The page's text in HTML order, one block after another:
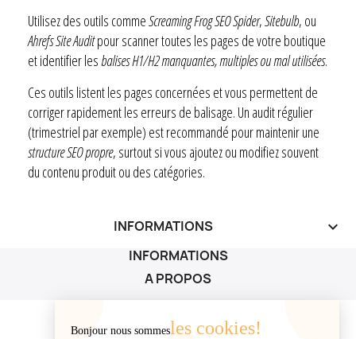
Utilisez des outils commeScreaming Frog SEO Spider,Sitebulb, ou
Ahrefs Site Auditpour scanner toutes les pages de votre boutique
et identifier les balises H1/H2 manquantes, multiples ou mal utilisées.
Ces outils listent les pages concernées et vous permettent de
corriger rapidement les erreurs de balisage. Un audit régulier
(trimestriel par exemple) est recommandé pour maintenir une
structure SEO propre, surtout si vous ajoutez ou modifiez souvent
du contenu produit ou des catégories.
INFORMATIONS keyboard_arrow_down
INFORMATIONS
A PROPOS
A PROPOS
Bonjour nous sommesles cookies!